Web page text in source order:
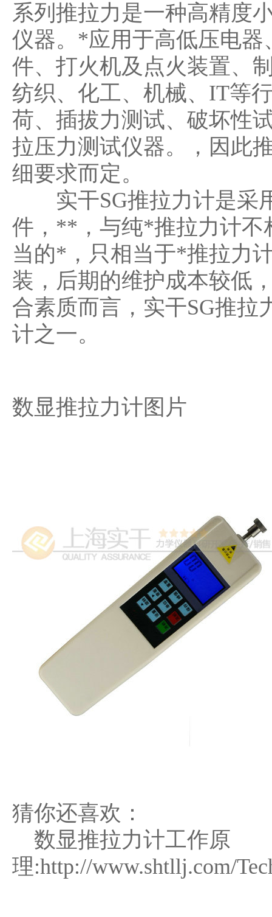
系列推拉力是一种高精度
仪器。*应用于高低压电
件、打火机及点火装置、
纺织、化工、机械、IT等
荷、插拔力测试、破坏性
拉压力测试仪器。，因此
细要求而定。
实干SG推拉力计是采
件，**，与纯*推拉力计不
当的*，只相当于*推拉力
装，后期的维护成本较低
合素质而言，实干SG推
计之一。
数显推拉力计图片
猜你还喜欢：
数显推拉力计工作原
理:http://www.shtllj.com/